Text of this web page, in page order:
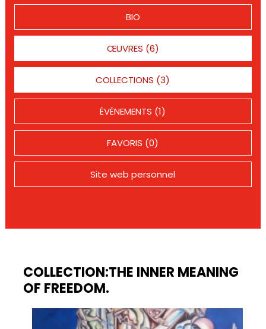
BIO
ŒUVRES (6)
COLLECTIONS (3)
ÉVÉNEMENTS (1)
FAVORIS (0)
Site web personnel
COLLECTION:THE INNER MEANING
OF FREEDOM.